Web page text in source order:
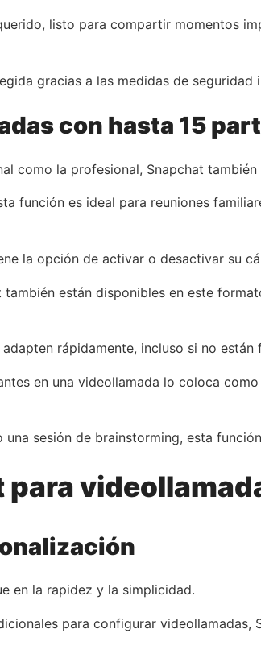
listo para compartir momentos
gracias a las medidas de seguridad
con hasta 15
como la profesional, Snapchat
función es ideal para reuniones
la opción de activar o desactivar su
están disponibles en este
rápidamente, incluso si no están
en una videollamada lo coloca
sesión de brainstorming, esta
para
en la rapidez y la simplicidad.
para configurar videollamadas,